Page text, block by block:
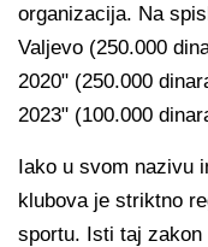
organizacija. Na
Valjevo (250.000
2020" (250.000
2023" (100.000
Iako u svom nazivu
klubova je striktno
sportu. Isti taj